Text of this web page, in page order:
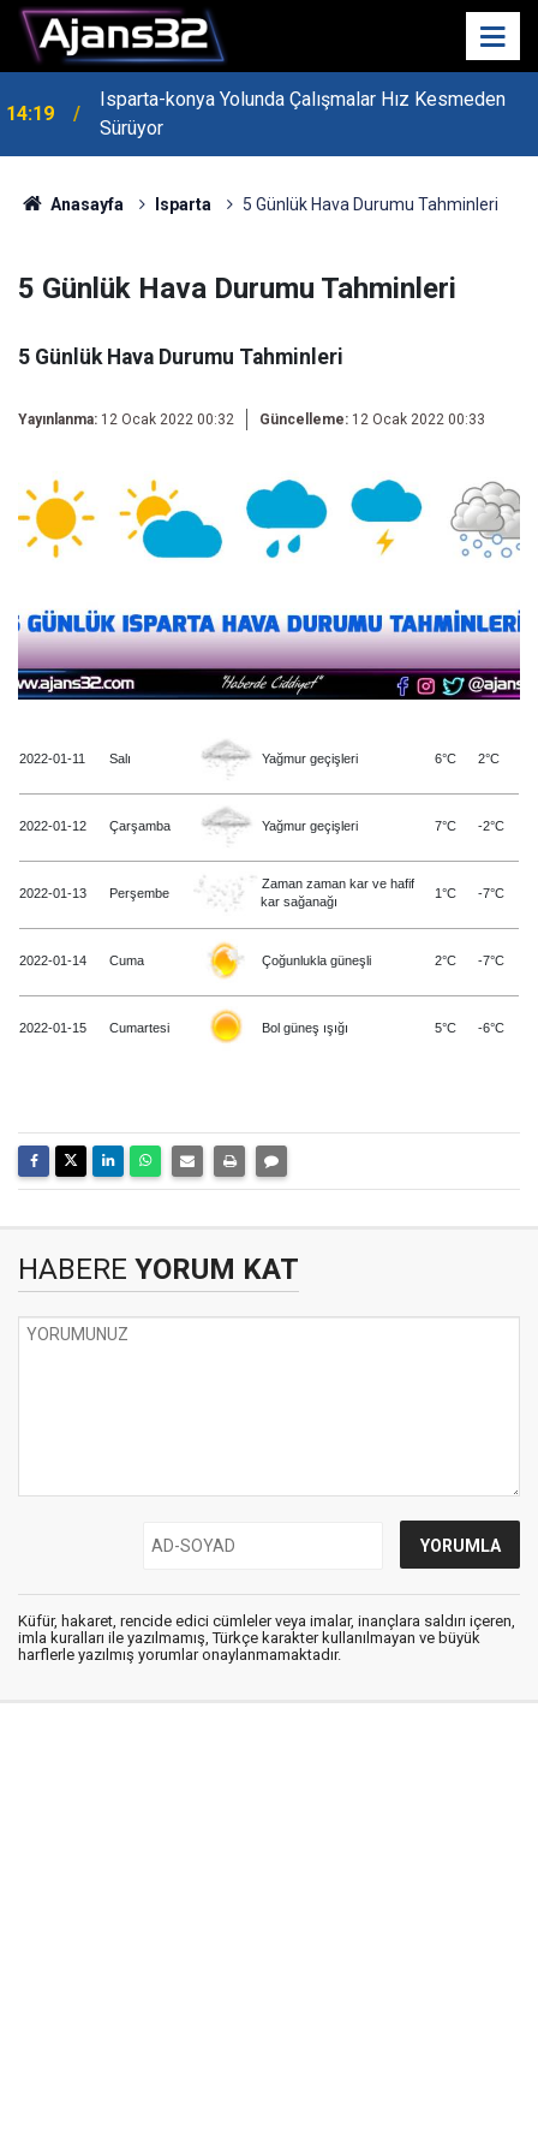
14:19
Isparta-konya Yolunda Çalışmalar Hız Kesmeden
Sürüyor
Anasayfa Isparta 5 Günlük Hava Durumu Tahminleri
5 Günlük Hava Durumu Tahminleri
5 Günlük Hava Durumu Tahminleri
Yayınlanma: 12 Ocak 2022 00:32 Güncelleme: 12 Ocak 2022 00:33
2022-01-11 Salı Yağmur geçişleri 6°C 2°C
2022-01-12 Çarşamba Yağmur geçişleri 7°C -2°C
2022-01-13 Perşembe
Zaman zaman kar ve hafif
kar sağanağı
1°C -7°C
2022-01-14 Cuma Çoğunlukla güneşli 2°C -7°C
2022-01-15 Cumartesi Bol güneş ışığı 5°C -6°C
HABERE YORUM KAT
Küfür, hakaret, rencide edici cümleler veya imalar, inançlara saldırı içeren,
imla kuralları ile yazılmamış, Türkçe karakter kullanılmayan ve büyük
harflerle yazılmış yorumlar onaylanmamaktadır.